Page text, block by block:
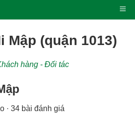
Mập (quận 1013)
hàng - Đối tác
· 34 bài đánh giá